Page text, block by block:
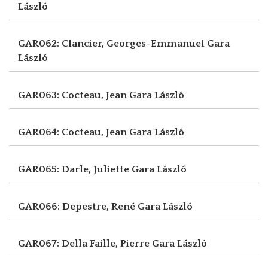
László
GAR062: Clancier, Georges-Emmanuel Gara
László
GAR063: Cocteau, Jean Gara László
GAR064: Cocteau, Jean Gara László
GAR065: Darle, Juliette Gara László
GAR066: Depestre, René Gara László
GAR067: Della Faille, Pierre Gara László